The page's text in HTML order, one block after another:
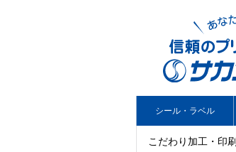
こだわり加工・印刷
シール・ラベル